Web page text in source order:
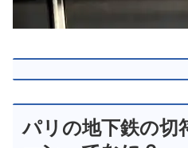
パリの地下鉄の切